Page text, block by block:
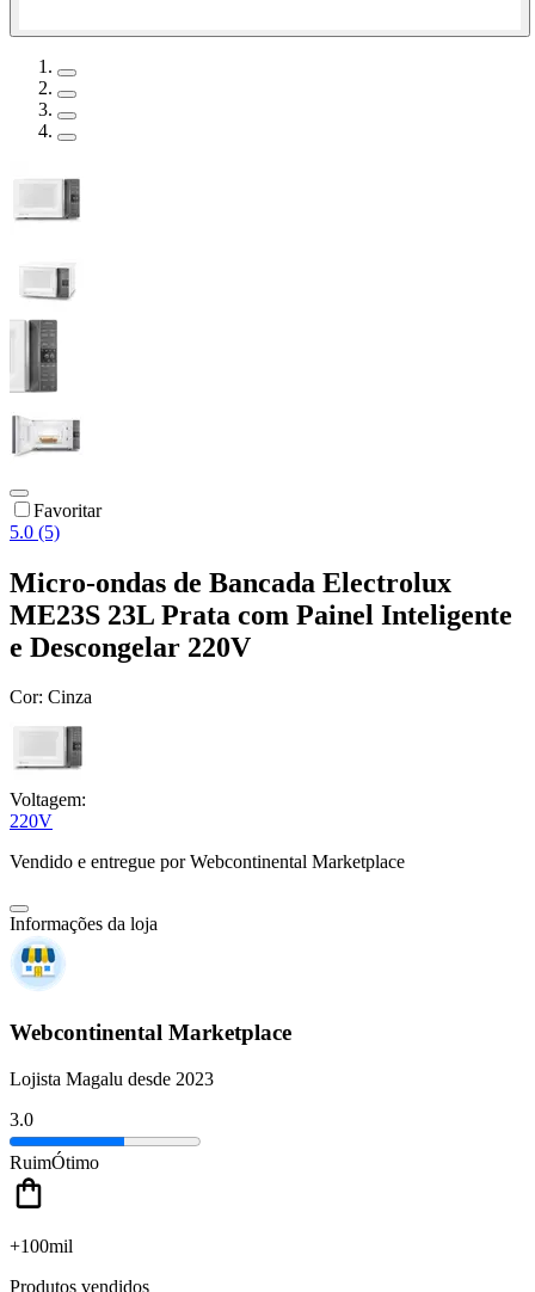
Favoritar
5.0 (5)
Micro-ondas de Bancada Electrolux
ME23S 23L Prata com Painel Inteligente
e Descongelar 220V
Cor: Cinza
Voltagem:
220V
Vendido e entregue por Webcontinental Marketplace
Informações da loja
Webcontinental Marketplace
Lojista Magalu desde 2023
3.0
RuimÓtimo
+100mil
Produtos vendidos